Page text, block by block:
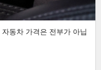
동차 가격은 전부가 아닙